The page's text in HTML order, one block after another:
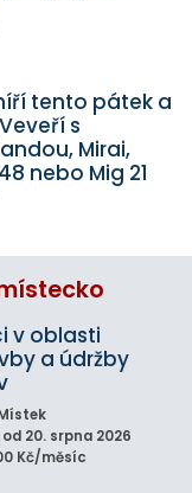
tento pátek a
s
Mirai,
nebo Mig 21
v oblasti
a údržby
20. srpna 2026
Kč/měsíc